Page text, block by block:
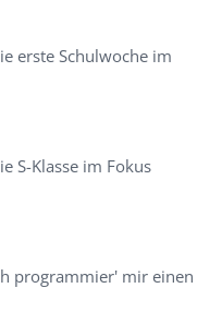
erste Schulwoche im
S-Klasse im Fokus
programmier' mir einen